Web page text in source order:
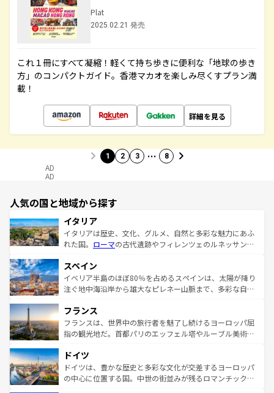
Plat
2025.02.21 発売
これ１冊にすべて凝縮！軽くて持ち歩きに便利な「地球の歩き
方」のコンパクトガイド。香港マカオを楽しみ尽くすプラン満
載！
詳細を見る
1 2 3 … 8
AD
AD
人気の国と地域から探す
イタリア
イタリアは歴史、文化、グルメ、自然と多彩な魅力にあふ
れた国。 ローマの古代遺跡やフィレンツェのルネッサンス
ろん、トスカーナの美しい田園風景やアマルフィ海岸の絶
景など、自然景観も見逃せない。観光の合間には、本場の
ピザやパスタなど、絶品のイタリア料理を堪能することも
ませてくれるイタリアで、忘れられない旅をしてみよう！
なお、新着のイタリア情報はコンテンツ一覧 を参照してほ
しい。
スペイン
イベリア半島のほぼ80％を占めるスペインは、太陽が降り
注ぐ地中海沿岸から雄大なピレネー山脈まで、多彩な自然
文化が根付くこの国では、情熱的なフラメンコ、熱気あふ
れる闘牛、そして美味しいタパスが生活の一部となってい
る。首都マドリードの洗練された雰囲気や、バルセロナの
の城塞都市、穏やかなビーチリゾートまで多彩な表情を見
せる。地方によって風土や気候が異なるスペインはその個
性で訪れる人を魅了する。 なお、新着のスペイン情報はコ
フランス
フランスは、世界中の旅行者を魅了し続けるヨーロッパ屈
指の観光地だ。首都パリのエッフェル塔やルーブル美術館
で、幅広い魅力が詰まっている。華麗な宮殿、歴史的な大
聖堂、美しいビーチ、そして豊かな自然が、訪れる者を心
から魅了する。また、フランスは美食の国としても知ら
ドイツ
ドイツは、豊かな歴史と多彩な文化が交差するヨーロッパ
の中心に位置する国。中世の街並みが残るロマンチック街